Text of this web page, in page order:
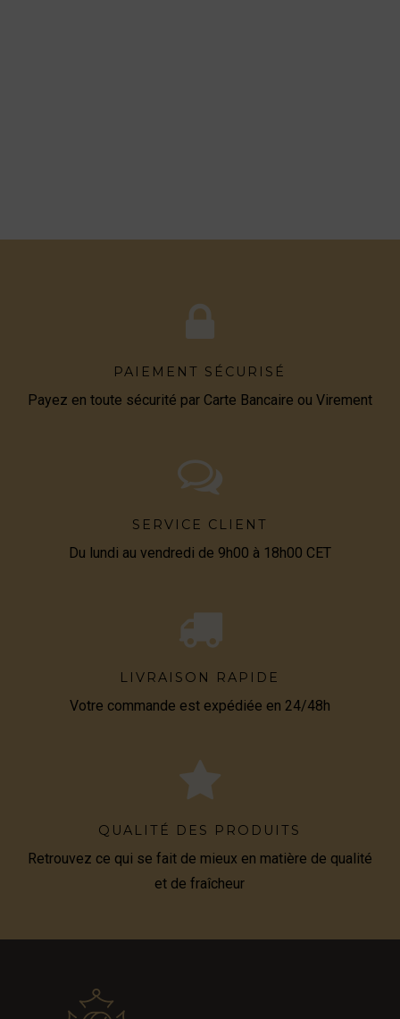
PAIEMENT SÉCURISÉ
Payez en toute sécurité par Carte Bancaire ou Virement
SERVICE CLIENT
Du lundi au vendredi de 9h00 à 18h00 CET
LIVRAISON RAPIDE
Votre commande est expédiée en 24/48h
QUALITÉ DES PRODUITS
Retrouvez ce qui se fait de mieux en matière de qualité
et de fraîcheur